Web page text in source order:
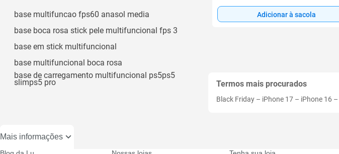
base multifuncao fps60 anasol media
base boca rosa stick pele multifuncional fps 3
base em stick multifuncional
base multifuncional boca rosa
base de carregamento multifuncional ps5ps5
slimps5 pro
Adicionar à sacola
Termos mais procurados
Black Friday – iPhone 17 – iPhone 16 –
Mais informações